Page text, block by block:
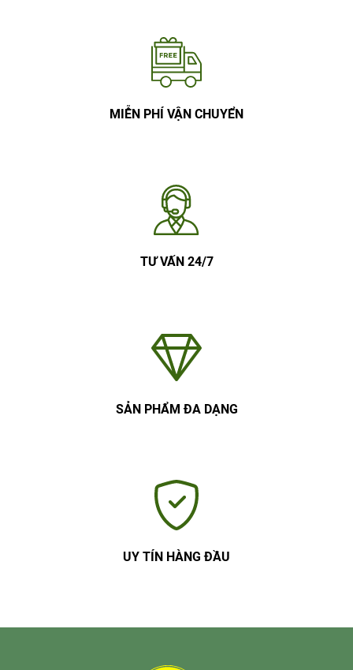
MIỄN PHÍ VẬN CHUYỂN
TƯ VẤN 24/7
SẢN PHẨM ĐA DẠNG
UY TÍN HÀNG ĐẦU